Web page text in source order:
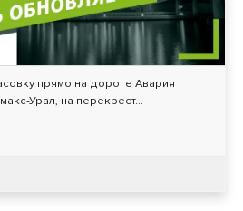
прямо на дороге Авария
Урал, на перекрест...